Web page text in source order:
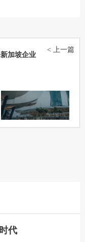
加坡企业
< 上一篇
代